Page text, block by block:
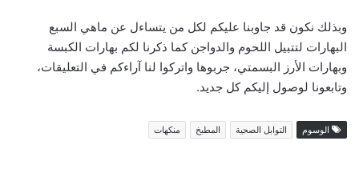
وبذلك نكون قد جاوبنا عليكم لكل من يتساءل عن ماهي السبع
البهارات لتتبيل اللحوم والدواجن كما ذكرنا لكم بهارات الكبسة
وبهارات الأرز البسمتي، جربوها واتركوا لنا آراءكم في التعليقات،
وتابعونا لوصول إليكم كل جديد.
الوسوم التوابل الصحية المطبخ منكهات